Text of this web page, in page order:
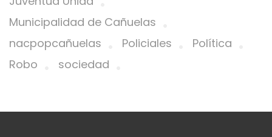
Municipalidad de Cañuelas
nacpopcañuelas
Policiales
Política
Robo
sociedad